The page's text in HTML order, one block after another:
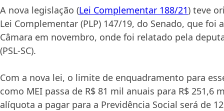
A nova legislação (Lei Complementar 188/21) teve
Lei Complementar (PLP) 147/19, do Senado, que foi
Câmara em novembro, onde foi relatado pela
(PSL-SC).
Com a nova lei, o limite de enquadramento para
como MEI passa de R$ 81 mil anuais para R$ 251,6
alíquota a pagar para a Previdência Social será de